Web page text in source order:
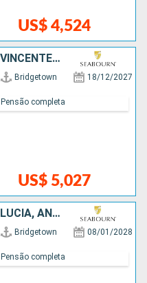
US$ 4,524
BARBADOS, GRENADA, SÃO VINCENTE E GRANADINAS, ANTIGUA E BARBUDA, ESTADOS UNIDOS
Bridgetown 18/12/2027
US$ 5,027
Pensão completa
BARBADOS, ARUBA, SANTA LUCIA, ANTIGUA E BARBUDA, ESTADOS UNIDOS
Bridgetown 08/01/2028
Pensão completa